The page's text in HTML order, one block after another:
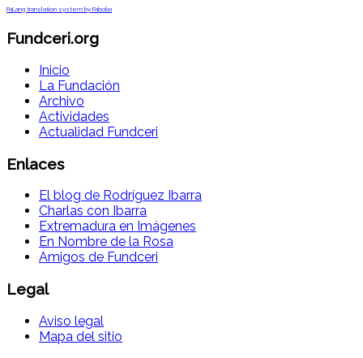
FaLang translation system by Faboba
Fundceri.org
Inicio
La Fundación
Archivo
Actividades
Actualidad Fundceri
Enlaces
El blog de Rodríguez Ibarra
Charlas con Ibarra
Extremadura en Imágenes
En Nombre de la Rosa
Amigos de Fundceri
Legal
Aviso legal
Mapa del sitio